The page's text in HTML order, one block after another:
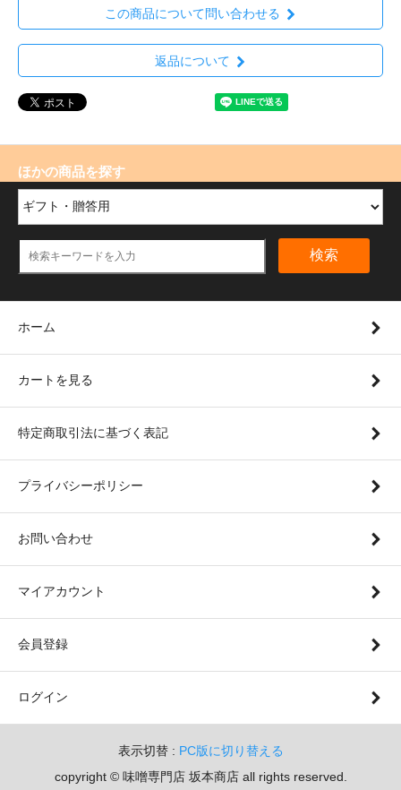
この商品について問い合わせる
返品について
ほかの商品を探す
検索
ホーム
カートを見る
特定商取引法に基づく表記
プライバシーポリシー
お問い合わせ
マイアカウント
会員登録
ログイン
表示切替 : PC版に切り替える
copyright © 味噌専門店 坂本商店 all rights reserved.